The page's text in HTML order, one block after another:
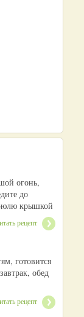
огонь,
до
крышкой
рецепт
готовится
обед
рецепт